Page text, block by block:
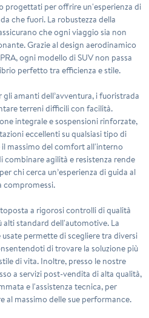
progettati per offrire un'esperienza di
che fuori. La robustezza della
che ogni viaggio sia non
Grazie al design aerodinamico
ogni modello di SUV non passa
perfetto tra efficienza e stile.
gli amanti dell’avventura, i fuoristrada
terreni difficili con facilità.
integrale e sospensioni rinforzate,
eccellenti su qualsiasi tipo di
massimo del comfort all'interno
agilità e resistenza rende
chi cerca un’esperienza di guida al
compromessi.
a rigorosi controlli di qualità
standard dell'automotive. La
permette di scegliere tra diversi
di trovare la soluzione più
di vita. Inoltre, presso le nostre
a servizi post-vendita di alta qualità,
e l'assistenza tecnica, per
al massimo delle sue performance.